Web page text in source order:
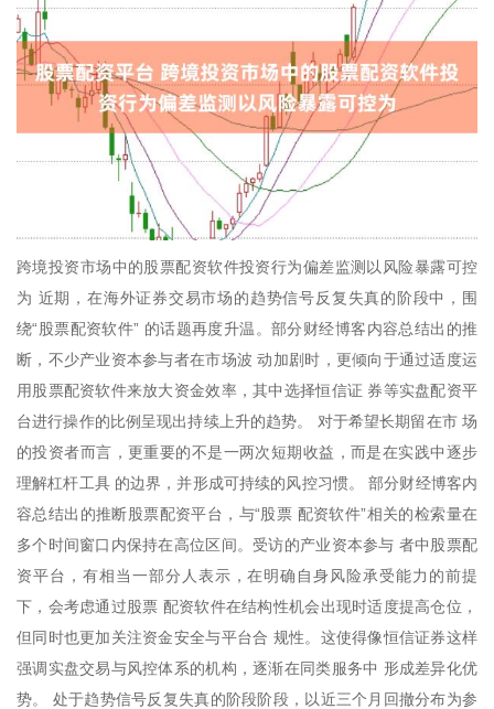
跨境投资市场中的股票配资软件投资行为偏差监测以风险暴露可控
为 近期，在海外证券交易市场的趋势信号反复失真的阶段中，围
绕“股票配资软件” 的话题再度升温。部分财经博客内容总结出的推
断，不少产业资本参与者在市场波 动加剧时，更倾向于通过适度运
用股票配资软件来放大资金效率，其中选择恒信证 券等实盘配资平
台进行操作的比例呈现出持续上升的趋势。 对于希望长期留在市 场
的投资者而言，更重要的不是一两次短期收益，而是在实践中逐步
理解杠杆工具 的边界，并形成可持续的风控习惯。 部分财经博客内
容总结出的推断股票配资平台，与“股票 配资软件”相关的检索量在
多个时间窗口内保持在高位区间。受访的产业资本参与 者中股票配
资平台，有相当一部分人表示，在明确自身风险承受能力的前提
下，会考虑通过股票 配资软件在结构性机会出现时适度提高仓位，
但同时也更加关注资金安全与平台合 规性。这使得像恒信证券这样
强调实盘交易与风控体系的机构，逐渐在同类服务中 形成差异化优
势。 处于趋势信号反复失真的阶段阶段，以近三个月回撤分布为参